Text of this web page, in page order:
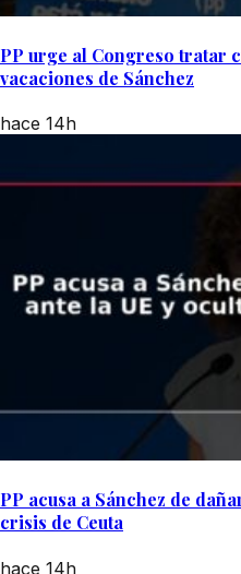
PP urge al Congreso tratar
vacaciones de Sánchez
hace 14h
PP acusa a Sánchez de
crisis de Ceuta
hace 14h